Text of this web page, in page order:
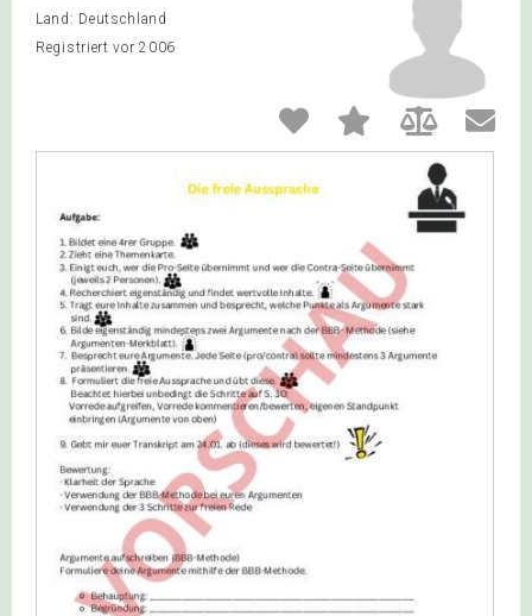
Land: Deutschland
Registriert vor 2006